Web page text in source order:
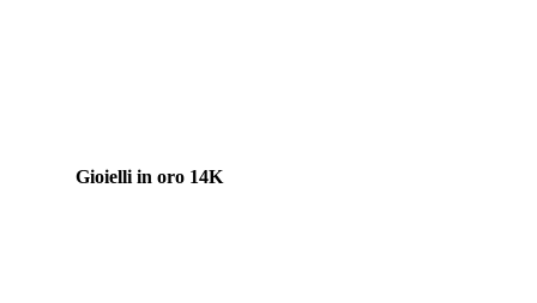
Gioielli in oro 14K